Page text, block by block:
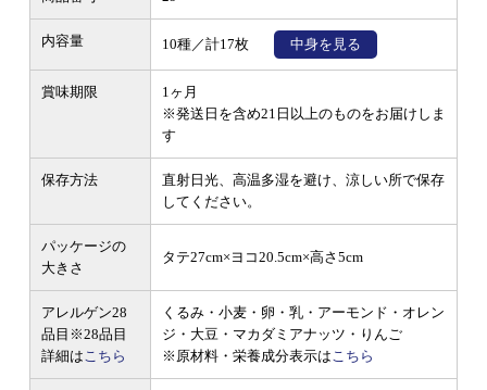
内容量 10種／計17枚 中身を見る
賞味期限
1ヶ月
※発送日を含め21日以上のものをお届けしま
す
保存方法
直射日光、高温多湿を避け、涼しい所で保存
してください。
パッケージの
大きさ
タテ27cm×ヨコ20.5cm×高さ5cm
アレルゲン28
品目 ※28品目
詳細は こちら
くるみ・小麦・卵・乳・アーモンド・オレン
ジ・大豆・マカダミアナッツ・りんご
※原材料・栄養成分表示は こちら